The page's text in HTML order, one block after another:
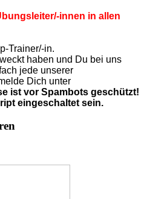
innen in allen
Trainer/-in.
haben und Du bei uns
jede unserer
Dich unter
ist vor Spambots geschützt!
eingeschaltet sein.